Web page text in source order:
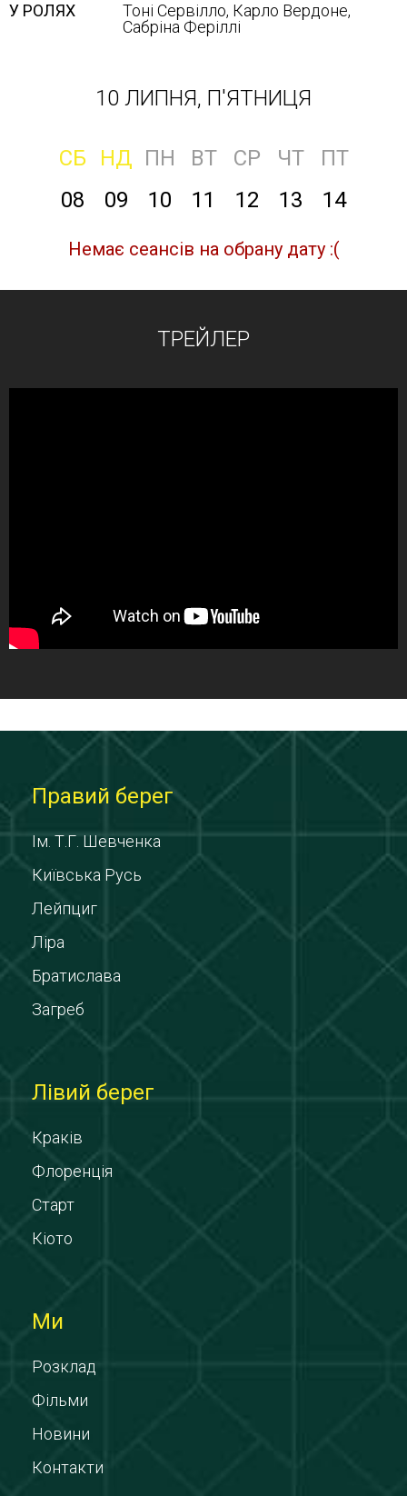
У РОЛЯХ
Тоні Сервілло, Карло Вердоне,
Сабріна Феріллі
10 ЛИПНЯ, П'ЯТНИЦЯ
СБ НД ПН ВТ СР ЧТ
ПТ
08
09 10 11 12 13 14
Немає сеансів на обрану дату :(
ТРЕЙЛЕР
Правий берег
Ім. Т.Г. Шевченка
Київська Русь
Лейпциг
Ліра
Братислава
Загреб
Лівий берег
Краків
Флоренція
Старт
Кіото
Ми
Розклад
Фільми
Новини
Контакти